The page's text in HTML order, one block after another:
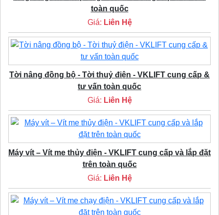
toàn quốc
Giá: Liên Hệ
Tời nâng đồng bộ - Tời thuỷ điện - VKLIFT cung cấp &
tư vấn toàn quốc
Giá: Liên Hệ
Máy vít – Vít me thủy điện - VKLIFT cung cấp và lắp đặt
trên toàn quốc
Giá: Liên Hệ